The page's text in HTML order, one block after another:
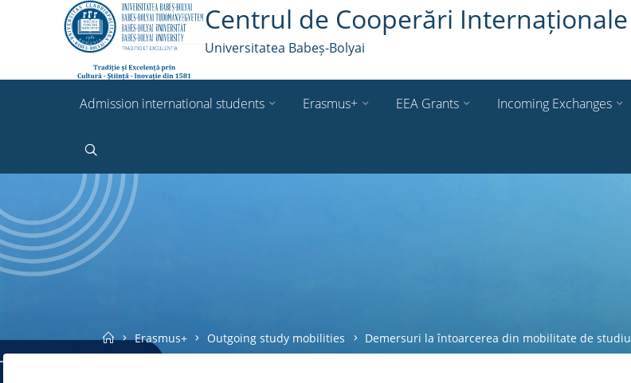
Centrul de Cooperări Internaționale
Universitatea Babeș-Bolyai
Admission international students Erasmus+ EEA Grants Incoming Exchanges
Search
HomeErasmus+ Outgoing study mobilities Demersuri la întoarcerea din mobilitate de studiu